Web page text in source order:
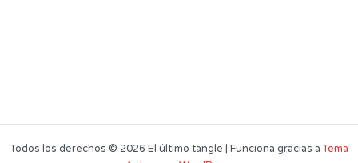
Todos los derechos © 2026 El último tangle | Funciona gracias aTema